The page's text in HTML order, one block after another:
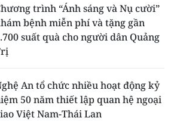
trình “Ánh sáng và Nụ cười”
bệnh miễn phí và tặng gần
suất quà cho người dân Quảng
An tổ chức nhiều hoạt động kỷ
50 năm thiết lập quan hệ ngoại
Việt Nam-Thái Lan